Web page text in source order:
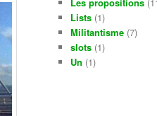
Lists (1)
Militantisme (7)
slots (1)
Un (1)